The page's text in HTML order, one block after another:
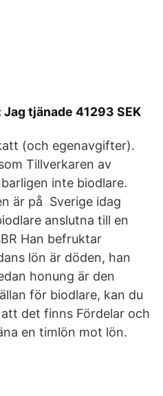
tjänade 41293 SEK
(och egenavgifter).
Tillverkaren av
inte biodlare.
är på Sverige idag
anslutna till en
Han befruktar
lön är döden, han
honung är den
för biodlare, kan du
det finns Fördelar och
en timlön mot lön.